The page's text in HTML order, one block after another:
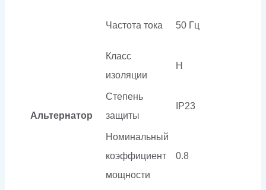
Альтернатор
Частота тока 50 Гц
Класс
изоляции
H
Степень
защиты
IP23
Номинальный
коэффициент
мощности
0.8